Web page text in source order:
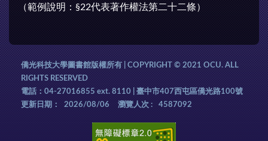
（範例說明：§22代表著作權法第二十二條）
僑光科技大學圖書館版權所有 | COPYRIGHT © 2021 OCU. ALL
RIGHTS RESERVED
電話：04-27016855 ext. 8110 | 臺中市407西屯區僑光路100號
更新日期：
2026/08/06 瀏覽人次 : 4587092